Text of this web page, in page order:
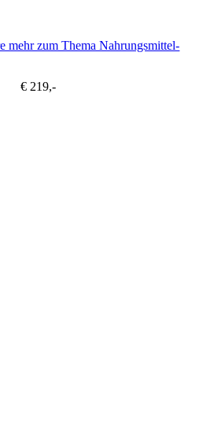
mehr zum Thema Nahrungsmittel-
€ 219,-